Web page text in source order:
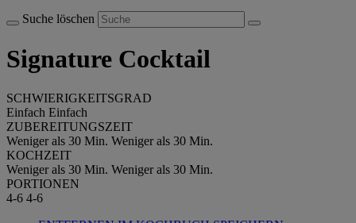
Suche löschen
Signature Cocktail
SCHWIERIGKEITSGRAD
Einfach Einfach
ZUBEREITUNGSZEIT
Weniger als 30 Min. Weniger als 30 Min.
KOCHZEIT
Weniger als 30 Min. Weniger als 30 Min.
PORTIONEN
4-6 4-6